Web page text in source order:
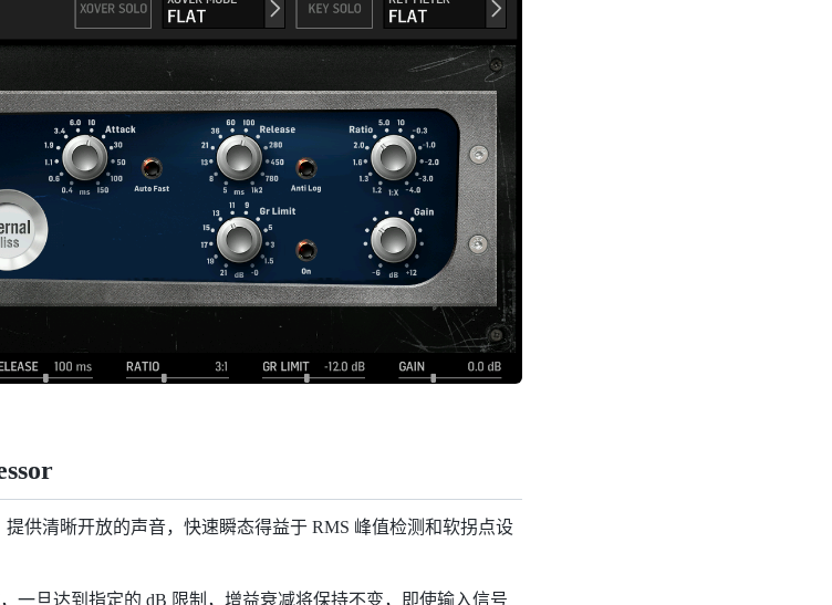
提供清晰开放的声音，快速瞬态得益于 RMS 峰值检测和软拐点设
一旦达到指定的 dB 限制，增益衰减将保持不变，即使输入信号